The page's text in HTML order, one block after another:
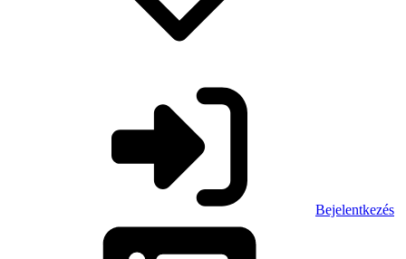
Bejelentkezés